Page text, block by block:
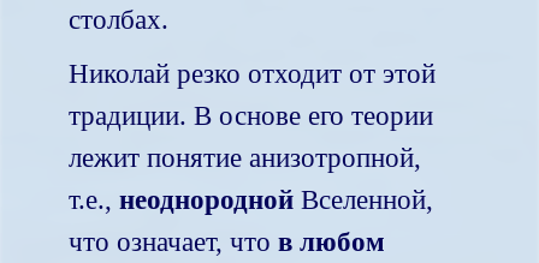
столбах.
Николай резко отходит от этой
традиции. В основе его теории
лежит понятие анизотропной,
т.е., неоднороднойВселенной,
что означает, что в любом